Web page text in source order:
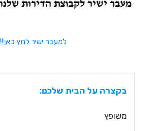
למעבר ישיר לחץ כאן!!
בקצרה על הבית שלכם:
משופץ